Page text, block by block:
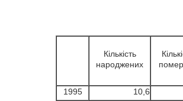
Кількість
народжених
1995
10,6